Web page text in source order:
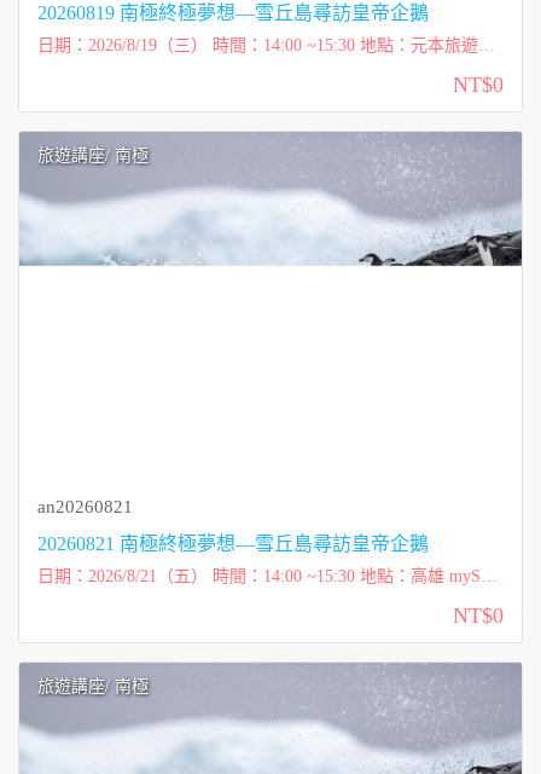
20260819 南極終極夢想—雪丘島尋訪皇帝企鵝
日期：2026/8/19（三） 時間：14:00 ~15:30 地點：元本旅遊
NT$0
旅遊講座/ 南極
an20260821
20260821 南極終極夢想—雪丘島尋訪皇帝企鵝
日期：2026/8/21（五） 時間：14:00 ~15:30 地點：高雄 mySpac
NT$0
旅遊講座/ 南極